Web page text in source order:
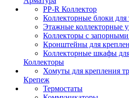
PP-R Коллектор
Коллекторные блоки
Этажные коллекторные
Коллекторы с
Кронштейны для
Коллекторные шкафы
Коллекторы
Хомуты для крепления
Крепеж
Термостаты